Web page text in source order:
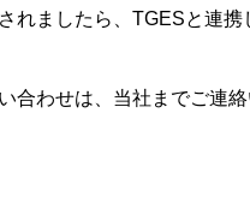
め
て
れましたら、TGESと連
合わせは、当社までご連